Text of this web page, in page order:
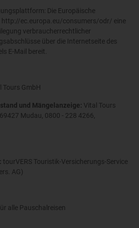
Die Europäische
http://ec.europa.eu/consumers/odr/ eine
verbraucherrechtlicher
über die Internetseite des
E-Mail bereit.
Tours GmbH
und Mängelanzeige: Vital Tours
Mudau, 0800 - 228 4266,
tourVERS Touristik-Versicherungs-Service
AG)
alle Pauschalreisen